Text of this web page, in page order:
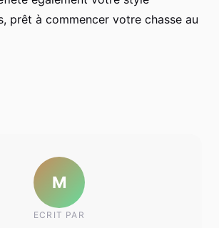
prêt à commencer votre chasse au
M
ECRIT PAR